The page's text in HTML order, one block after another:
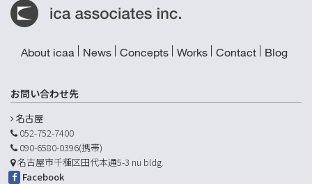
About icaa News Concepts Works Contact Blog
お問い合わせ先
名古屋
052-752-7400
090-6580-0396(携帯)
名古屋市千種区田代本通5-3 nu bldg.
Facebook